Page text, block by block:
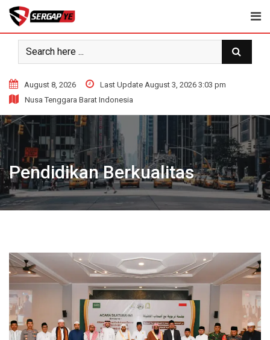
Skip
content
August 8, 2026
Last Update August 3, 2026 3:03 pm
Nusa Tenggara Barat Indonesia
Pendidikan Berkualitas